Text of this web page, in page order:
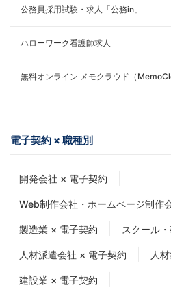
公務員採用試験・求人「公務in」
ハローワーク看護師求人
無料オンライン メモクラウド（
電子契約 × 職種別
開発会社 × 電子契約
Web制作会社・ホームページ制作
製造業 × 電子契約 スクール
人材派遣会社 × 電子契約 人
建設業 × 電子契約